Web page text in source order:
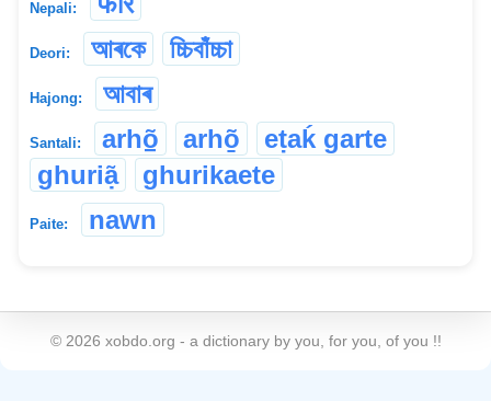
Nepali:
Deori: আৰকে চ্চিবাঁচ্চা
Hajong: আবাৰ
Santali: arhõ̠ arhõ̱
eṭaḱ garte
ghuriạ̃
ghurikaete
Paite: nawn
© 2026 xobdo.org - a dictionary by you, for you, of you !!